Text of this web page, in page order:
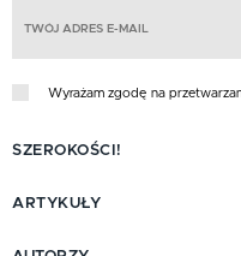
Wyrażam zgodę na
SZEROKOŚCI!
ARTYKUŁY